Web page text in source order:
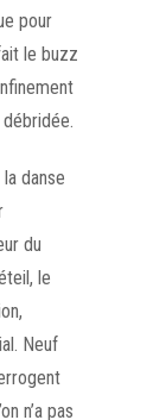
pour
le buzz
danse
du
le
Neuf
n’a pas